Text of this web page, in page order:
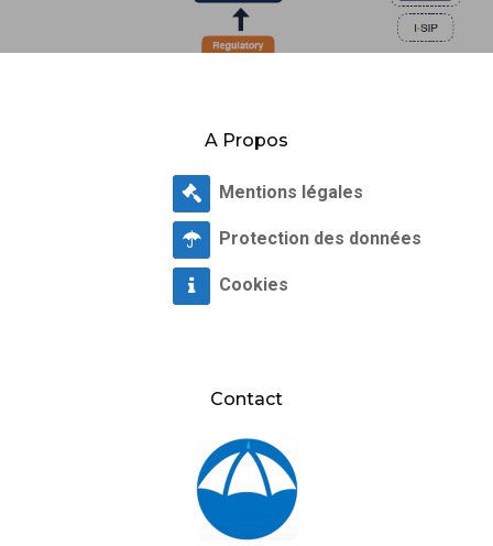
A Propos
Mentions légales
Protection des données
Cookies
Contact